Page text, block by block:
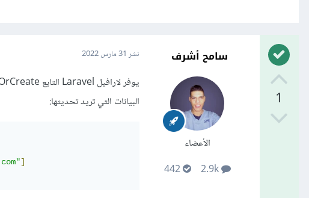
1
سامح أشرف
الأعضاء
2.9k
442
نشر 31 مارس 2022
البيانات التي تريد تحديثها:
]